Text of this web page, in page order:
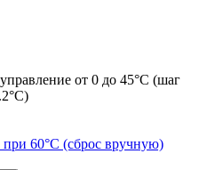
от 0 до 45°C (шаг
60°С (сброс вручную)